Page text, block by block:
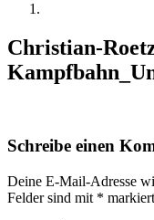
Christian-
Schreibe einen
Deine E-Mail-Adresse
Felder sind mit * markiert